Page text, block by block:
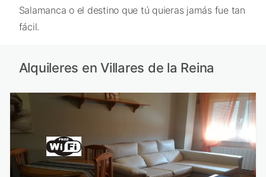
Salamanca o el destino que tú quieras jamás fue tan
fácil.
Alquileres en Villares de la Reina